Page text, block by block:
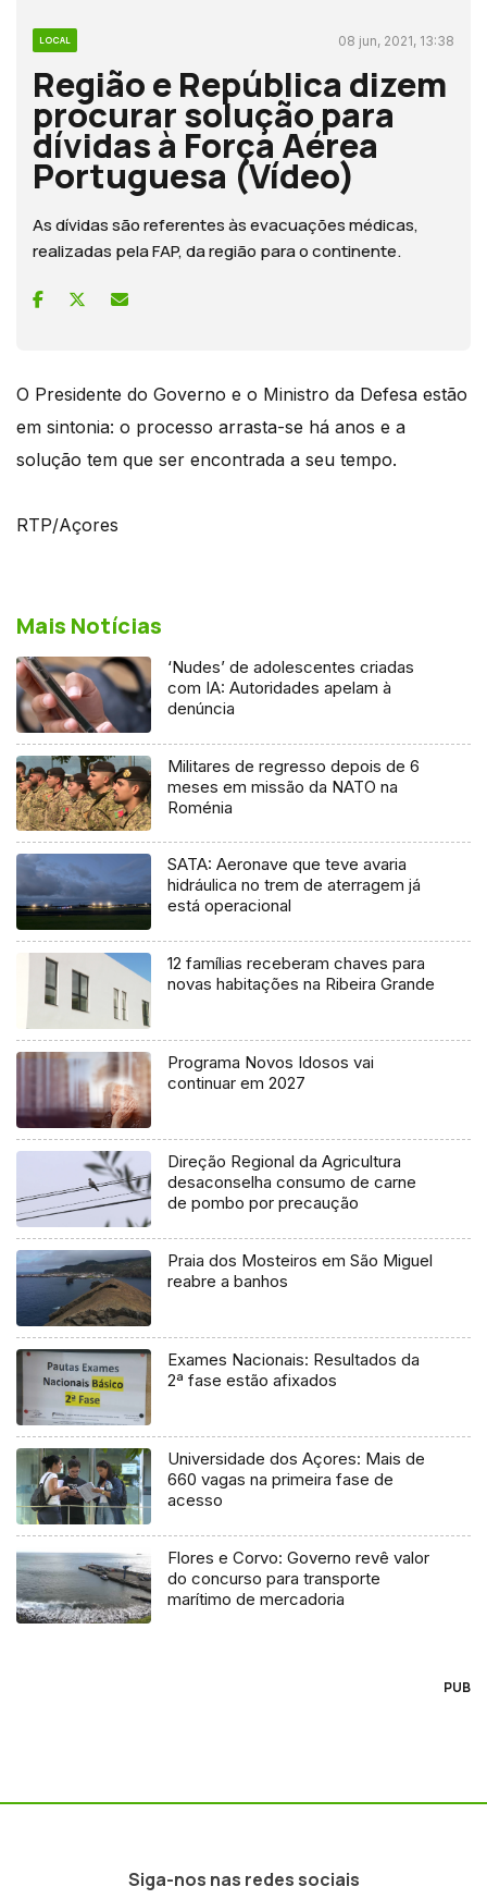
LOCAL 08 jun, 2021, 13:38
Região e República dizem
procurar solução para
dívidas à Força Aérea
Portuguesa (Vídeo)
As dívidas são referentes às evacuações médicas,
realizadas pela FAP, da região para o continente.
O Presidente do Governo e o Ministro da Defesa estão
em sintonia: o processo arrasta-se há anos e a
solução tem que ser encontrada a seu tempo.
RTP/Açores
Mais Notícias
‘Nudes’ de adolescentes criadas
com IA: Autoridades apelam à
denúncia
Militares de regresso depois de 6
meses em missão da NATO na
Roménia
SATA: Aeronave que teve avaria
hidráulica no trem de aterragem já
está operacional
12 famílias receberam chaves para
novas habitações na Ribeira Grande
Programa Novos Idosos vai
continuar em 2027
Direção Regional da Agricultura
desaconselha consumo de carne
de pombo por precaução
Praia dos Mosteiros em São Miguel
reabre a banhos
Exames Nacionais: Resultados da
2ª fase estão afixados
Universidade dos Açores: Mais de
660 vagas na primeira fase de
acesso
Flores e Corvo: Governo revê valor
do concurso para transporte
marítimo de mercadoria
PUB
Siga-nos nas redes sociais